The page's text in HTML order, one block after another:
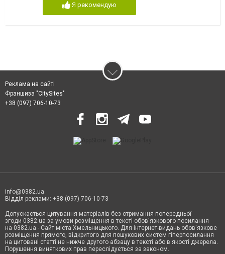
Я рекомендую
Реклама на сайті
Франшиза "CitySites"
+38 (097) 706-10-73
info@0382.ua
Відділ реклами: +38 (097) 706-10-73
Допускається цитування матеріалів без отримання попередньої
згоди 0382.ua за умови розміщення в тексті обов'язкового посилання
на 0382.ua - Сайт міста Хмельницького. Для інтернет-видань обов'язкове
розміщення прямого, відкритого для пошукових систем гіперпосилання
на цитовані статті не нижче другого абзацу в тексті або в якості джерела.
Порушення виняткових прав переслідується за законом.